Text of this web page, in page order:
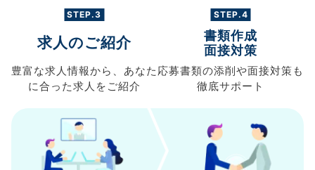
STEP.3
求人のご紹介
豊富な求人情報から、 あなた
に合った求人を ご紹介
STEP.4
書類作成
面接対策
応募書類の添削や面接対策も
徹底サポート